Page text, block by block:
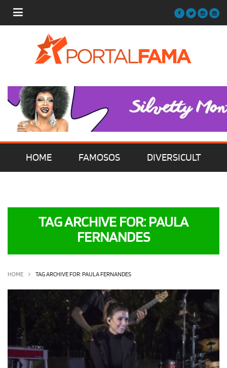
HOME FAMOSOS DIVERSICULT
OLHA ISSO! EU QUERO!
TAG ARCHIVE FOR: PAULA
FERNANDES
HOME TAG ARCHIVE FOR: PAULA FERNANDES